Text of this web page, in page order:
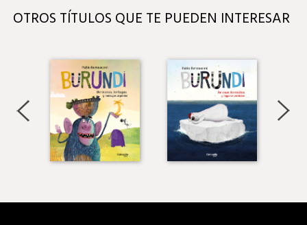
OTROS TÍTULOS QUE TE PUEDEN INTERESAR